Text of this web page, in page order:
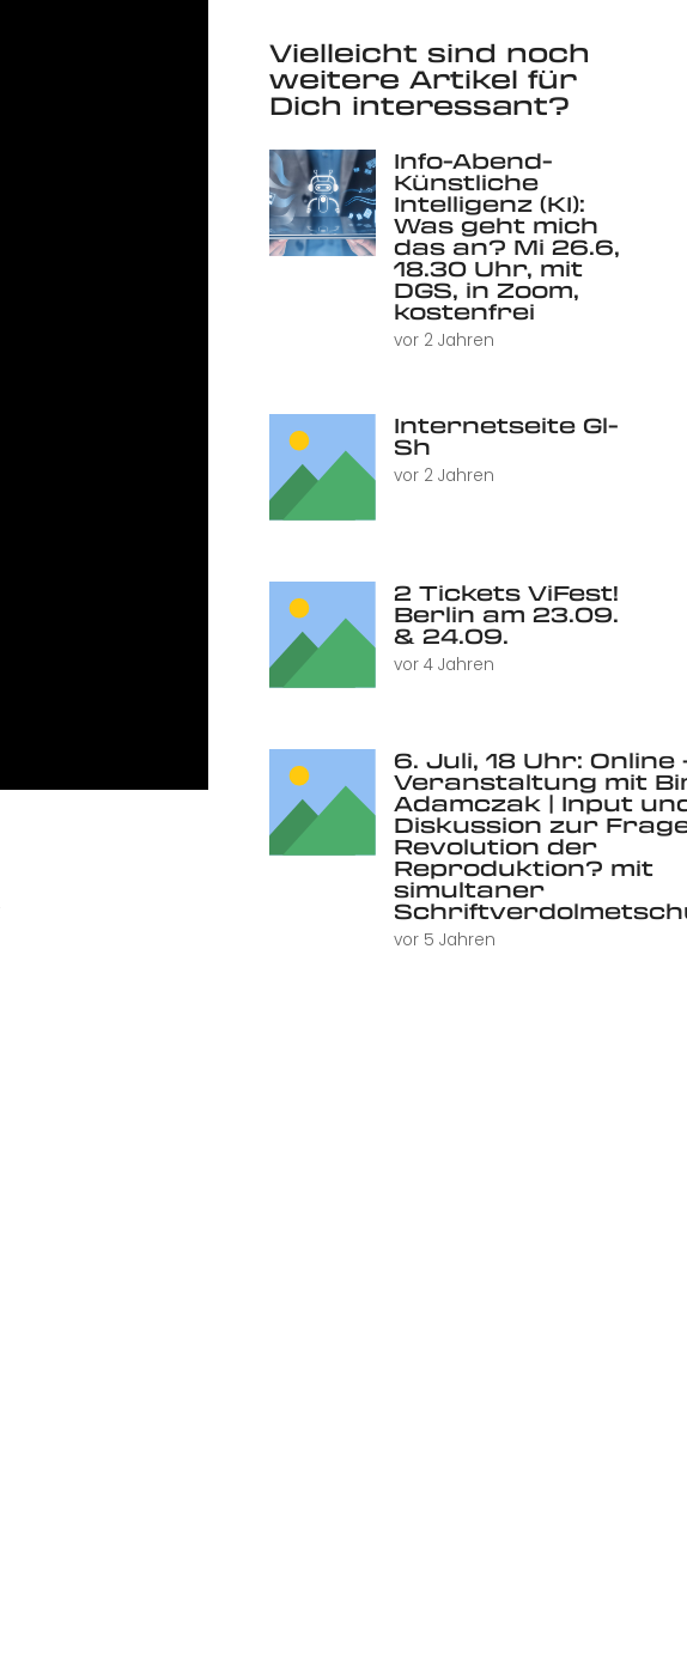
Vielleicht sind noch
weitere Artikel für
Dich interessant?
Info-Abend-
Künstliche
Intelligenz (KI):
Was geht mich
das an? Mi 26.6,
18.30 Uhr, mit
DGS, in Zoom,
kostenfrei
vor 2 Jahren
Internetseite Gl-
Sh
vor 2 Jahren
2 Tickets ViFest!
Berlin am 23.09.
& 24.09.
vor 4 Jahren
6. Juli, 18 Uhr: Online
Veranstaltung mit
Adamczak | Input
Diskussion zur
Revolution der
Reproduktion? mit
simultaner
vor 5 Jahren